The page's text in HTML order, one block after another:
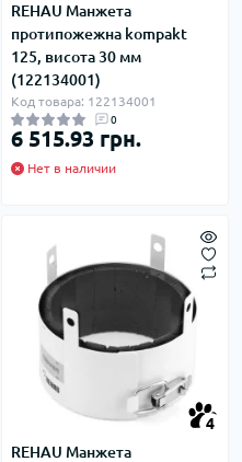
REHAU Манжета
протипожежна kompakt
125, висота 30 мм
(122134001)
Код товара: 122134001
0
6 515.93 грн.
Нет в наличии
4
REHAU Манжета